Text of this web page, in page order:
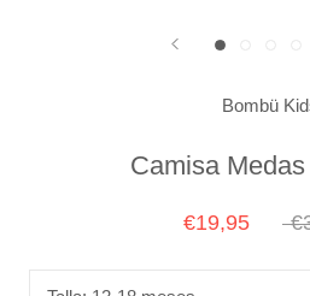
Bombü
Camisa
€19,95